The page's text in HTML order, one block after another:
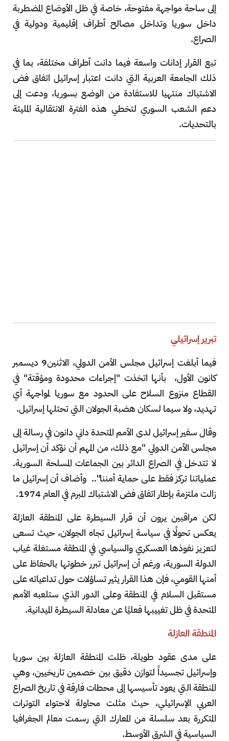
إلى ساحة مواجهة مفتوحة، خاصة في ظل الأوضاع المضطربة
داخل سوريا وتداخل مصالح أطراف إقليمية ودولية في
الصراع.
تبع القرار إدانات واسعة فيما دانت أطراف مختلفة، بما في
ذلك الجامعة العربية التي دانت اعتبار إسرائيل اتفاق فض
الاشتباك منتهيا للاستفادة من الوضع بسوريا، ودعت إلى
دعم الشعب السوري لتخطي هذه الفترة الانتقالية المليئة
بالتحديات.
تبرير إسرائيلي
فيما أبلغت إسرائيل مجلس الأمن الدولي، الاثنين9 ديسمبر
كانون الأول، بأنها اتخذت "إجراءات محدودة ومؤقتة" في
القطاع منزوع السلاح على الحدود مع سوريا لمواجهة أي
تهديد، ولا سيما لسكان هضبة الجولان التي تحتلها إسرائيل.
وقال سفير إسرائيل لدى الأمم المتحدة داني دانون في رسالة إلى
مجلس الأمن الدولي "مع ذلك، من المهم أن نؤكد أن إسرائيل
لا تتدخل في الصراع الدائر بين الجماعات المسلحة السورية.
عملياتنا تركز فقط على حماية أمننا".. وأضاف أن إسرائيل ما
زالت ملتزمة بإطار اتفاق فض الاشتباك المبرم في العام 1974.
لكن مراقبين يرون أن قرار السيطرة على المنطقة العازلة
يعكس تحولًا في سياسة إسرائيل تجاه الجولان، حيث تسعى
لتعزيز نفوذها العسكري والسياسي في المنطقة مستغلة غياب
الدولة السورية، ورغم أن إسرائيل تبرر خطوتها بالحفاظ على
أمنها القومي، فإن هذا القرار يثير تساؤلات حول تداعياته على
مستقبل السلام في المنطقة وعلى الدور الذي ستلعبه الأمم
المتحدة في ظل تغييبها فعليًا عن معادلة السيطرة الميدانية.
المنطقة العازلة
على مدى عقود طويلة، ظلت المنطقة العازلة بين سوريا
وإسرائيل تجسيداً لتوازن دقيق بين خصمين تاريخيين، وهي
المنطقة التي يعود تأسيسها إلى محطات فارقة في تاريخ الصراع
العربي الإسرائيلي، حيث مثلت محاولة لاحتواء التوترات
المتكررة بعد سلسلة من المعارك التي رسمت معالم الجغرافيا
السياسية في الشرق الأوسط.